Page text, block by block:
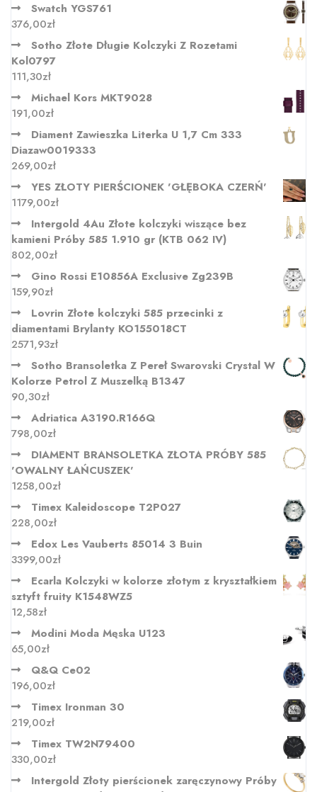
Swatch YGS761
376,00zł
Sotho Złote Długie Kolczyki Z Rozetami
Kol0797
111,30zł
Michael Kors MKT9028
191,00zł
Diament Zawieszka Literka U 1,7 Cm 333
Diazaw0019333
269,00zł
YES ZŁOTY PIERŚCIONEK 'GŁĘBOKA CZERŃ'
1179,00zł
Intergold 4Au Złote kolczyki wiszące bez
kamieni Próby 585 1.910 gr (KTB 062 IV)
802,00zł
Gino Rossi E10856A Exclusive Zg239B
159,90zł
Lovrin Złote kolczyki 585 przecinki z
diamentami Brylanty KO155018CT
2571,93zł
Sotho Bransoletka Z Pereł Swarovski Crystal W
Kolorze Petrol Z Muszelką B1347
90,30zł
Adriatica A3190.R166Q
798,00zł
DIAMENT BRANSOLETKA ZŁOTA PRÓBY 585
'OWALNY ŁAŃCUSZEK'
1258,00zł
Timex Kaleidoscope T2P027
228,00zł
Edox Les Vauberts 85014 3 Buin
3399,00zł
Ecarla Kolczyki w kolorze złotym z kryształkiem
sztyft fruity K1548WZ5
12,58zł
Modini Moda Męska U123
65,00zł
Q&Q Ce02
196,00zł
Timex Ironman 30
219,00zł
Timex TW2N79400
330,00zł
Intergold Złoty pierścionek zaręczynowy Próby